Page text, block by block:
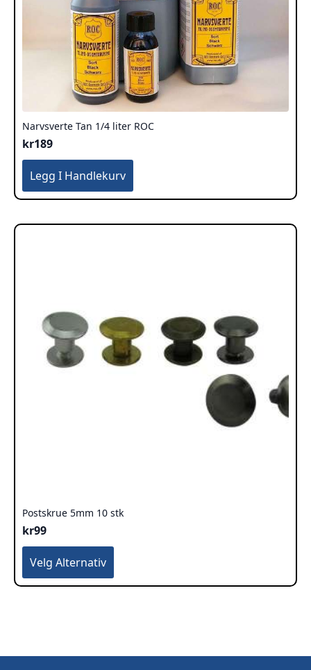
Narvsverte Tan 1/4 liter ROC
kr189
Legg I Handlekurv
Postskrue 5mm 10 stk
kr99
Velg Alternativ
produktet
har
velges